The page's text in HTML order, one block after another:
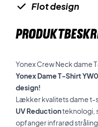
Flot design
Yonex Crew Neck dame
Yonex Dame T-Shirt
design!
Lækker kvalitets dame t-
UV Reductionteknologi,
opfanger infrarød